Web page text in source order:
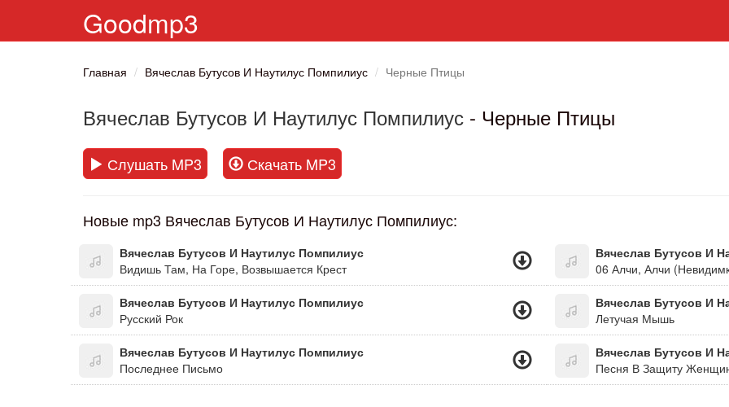
Goodmp3
Главная Вячеслав Бутусов И Наутилус Помпилиус Черные Птицы
Вячеслав Бутусов И Наутилус Помпилиус - Черные Птицы
Слушать MP3 Скачать MP3
Новые mp3 Вячеслав Бутусов И Наутилус Помпилиус:
Вячеслав Бутусов И Наутилус Помпилиус
Видишь Там, На Горе, Возвышается Крест
Вячеслав Бутусов И
06 Алчи, Алчи
Вячеслав Бутусов И Наутилус Помпилиус
Русский Рок
Вячеслав Бутусов И
Летучая Мышь
Вячеслав Бутусов И Наутилус Помпилиус
Последнее Письмо
Вячеслав Бутусов И
Песня В Защиту